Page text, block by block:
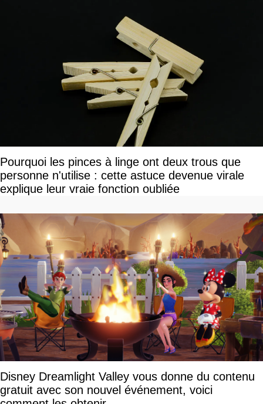
Pourquoi les pinces à linge ont deux trous que
personne n'utilise : cette astuce devenue virale
explique leur vraie fonction oubliée
Disney Dreamlight Valley vous donne du contenu
gratuit avec son nouvel événement, voici